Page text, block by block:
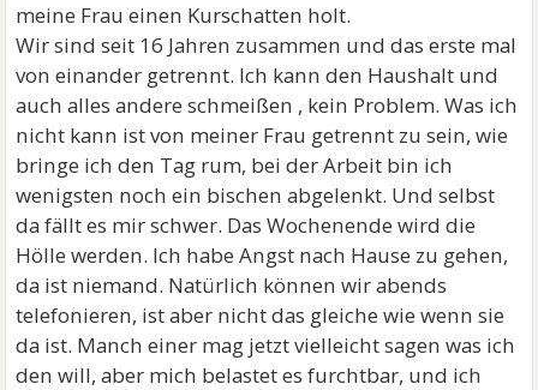
meine Frau einen Kurschatten holt.
Wir sind seit 16 Jahren zusammen und das erste mal
von einander getrennt. Ich kann den Haushalt und
auch alles andere schmeißen , kein Problem. Was ich
nicht kann ist von meiner Frau getrennt zu sein, wie
bringe ich den Tag rum, bei der Arbeit bin ich
wenigsten noch ein bischen abgelenkt. Und selbst
da fällt es mir schwer. Das Wochenende wird die
Hölle werden. Ich habe Angst nach Hause zu gehen,
da ist niemand. Natürlich können wir abends
telefonieren, ist aber nicht das gleiche wie wenn sie
da ist. Manch einer mag jetzt vielleicht sagen was ich
den will, aber mich belastet es furchtbar, und ich